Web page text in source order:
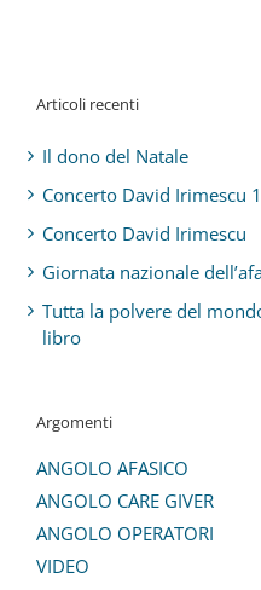
Articoli recenti
Il dono del Natale
Concerto David Irimescu
Concerto David Irimescu
Giornata nazionale
Tutta la polvere del
libro
Argomenti
ANGOLO AFASICO
ANGOLO CARE GIVER
ANGOLO OPERATORI
VIDEO